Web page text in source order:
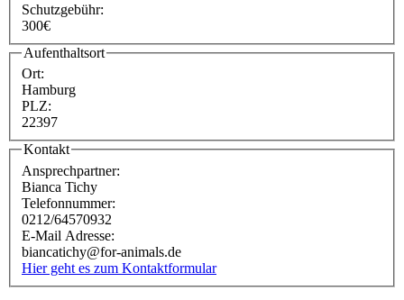
Schutzgebühr:
300€
Aufenthaltsort
Ort:
Hamburg
PLZ:
22397
Kontakt
Ansprechpartner:
Bianca Tichy
Telefonnummer:
0212/64570932
E-Mail Adresse:
biancatichy@for-animals.de
Hier geht es zum Kontaktformular